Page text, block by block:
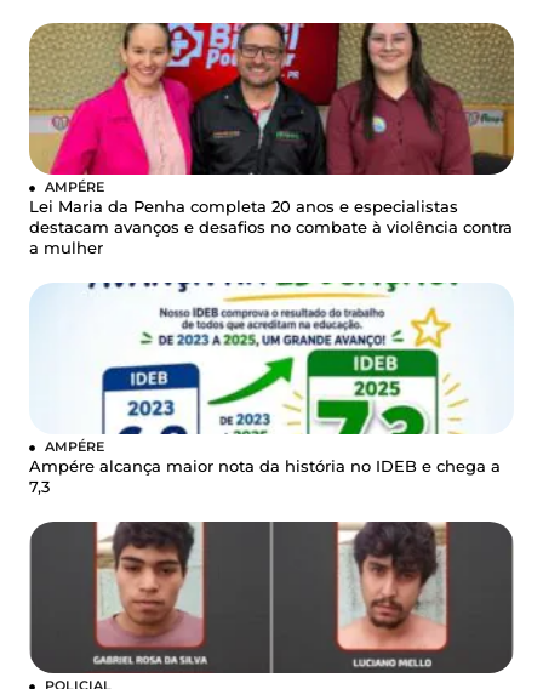
AMPÉRE
Lei Maria da Penha completa 20 anos e especialistas
destacam avanços e desafios no combate à violência contra
a mulher
AMPÉRE
Ampére alcança maior nota da história no IDEB e chega a
7,3
POLICIAL